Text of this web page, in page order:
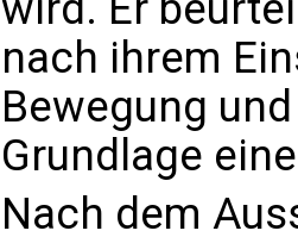
nach ihrem
Bewegung
Grundlage
Nach dem